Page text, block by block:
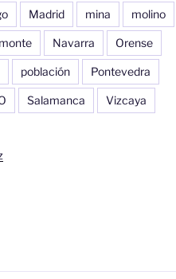
Madrid mina molino
monte Navarra Orense
población Pontevedra
Salamanca Vizcaya